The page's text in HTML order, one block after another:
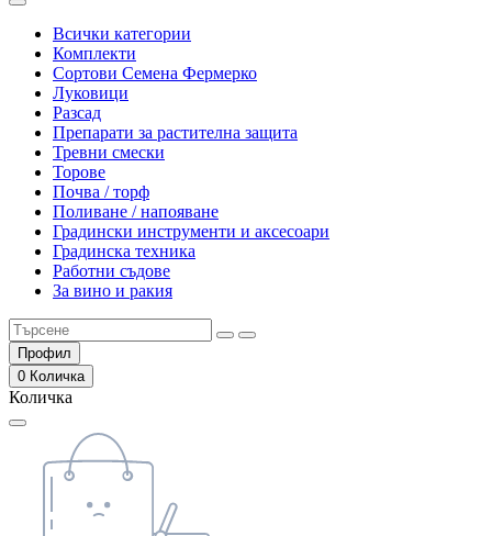
Всички категории
Комплекти
Сортови Семена Фермерко
Луковици
Разсад
Препарати за растителна защита
Тревни смески
Торове
Почва / торф
Поливане / напояване
Градински инструменти и аксесоари
Градинска техника
Работни съдове
За вино и ракия
Профил
0 Количка
Количка